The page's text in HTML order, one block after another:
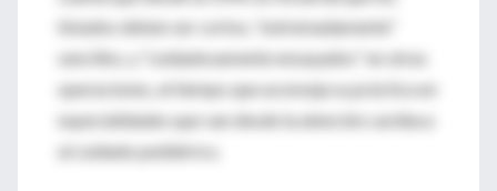
listados deben ser cortos, “extremadamente”
sencillos, y “cuidadosamente ensayados” en otras
operaciones, al tiempo que aconseja su práctica en
especialidades que van desde la atención cardíaca
al cuidado pediátrico.